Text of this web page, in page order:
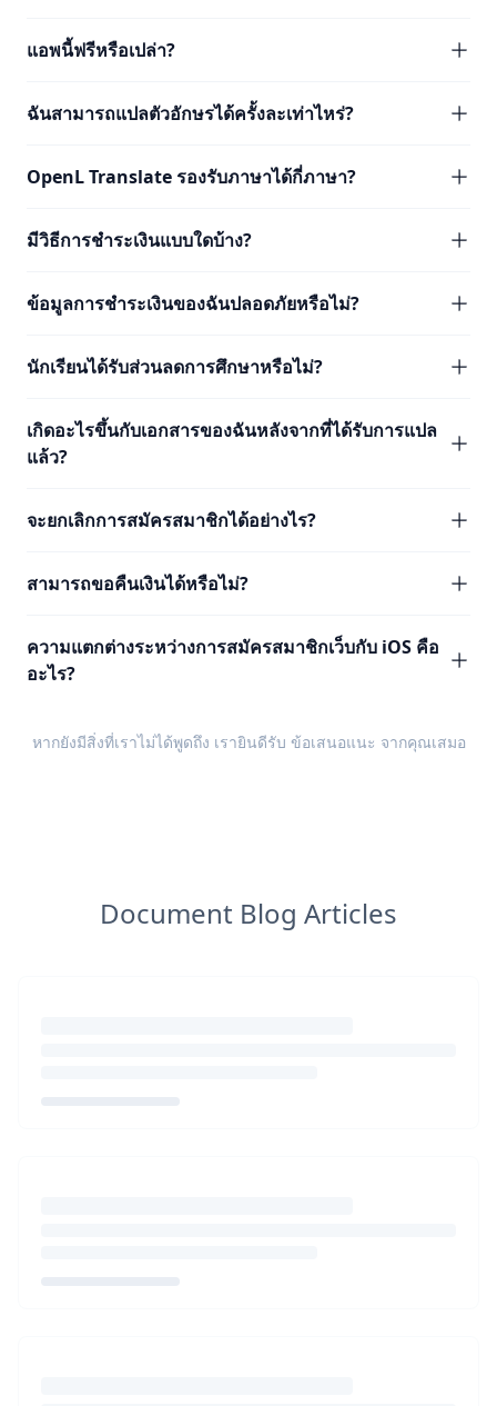
แอพนี้ฟรีหรือเปล่า?
ฉันสามารถแปลตัวอักษรได้ครั้งละเท่าไหร่?
OpenL Translate รองรับภาษาได้กี่ภาษา?
มีวิธีการชำระเงินแบบใดบ้าง?
ข้อมูลการชำระเงินของฉันปลอดภัยหรือไม่?
นักเรียนได้รับส่วนลดการศึกษาหรือไม่?
เกิดอะไรขึ้นกับเอกสารของฉันหลังจากที่ได้รับการแปล
แล้ว?
จะยกเลิกการสมัครสมาชิกได้อย่างไร?
สามารถขอคืนเงินได้หรือไม่?
ความแตกต่างระหว่างการสมัครสมาชิกเว็บกับ iOS คือ
อะไร?
หากยังมีสิ่งที่เราไม่ได้พูดถึง เรายินดีรับ ข้อเสนอแนะ จากคุณเสมอ
Document Blog Articles